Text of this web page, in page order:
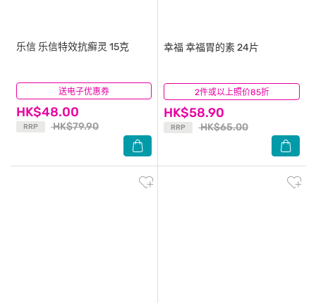
送电子优惠券
乐信 乐信特效抗癣灵 15克
HK$48.00
RRP HK$79.90
(17) 2件或以上照价85折
幸福幸福胃的素 24片
HK$58.90
RRP HK$65.00
(1)